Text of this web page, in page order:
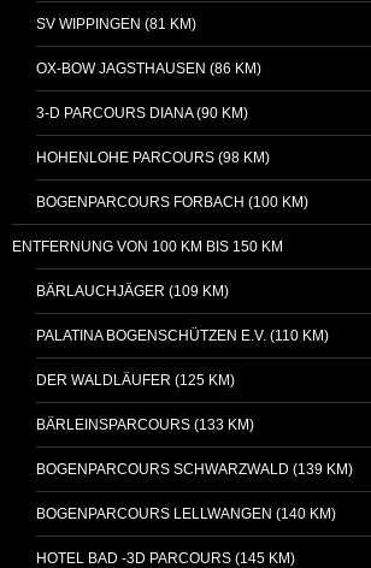
SV WIPPINGEN (81 KM)
OX-BOW JAGSTHAUSEN (86 KM)
3-D PARCOURS DIANA (90 KM)
HOHENLOHE PARCOURS (98 KM)
BOGENPARCOURS FORBACH (100 KM)
ENTFERNUNG VON 100 KM BIS 150 KM
BÄRLAUCHJÄGER (109 KM)
PALATINA BOGENSCHÜTZEN E.V. (110 KM)
DER WALDLÄUFER (125 KM)
BÄRLEINSPARCOURS (133 KM)
BOGENPARCOURS SCHWARZWALD (139 KM)
BOGENPARCOURS LELLWANGEN (140 KM)
HOTEL BAD -3D PARCOURS (145 KM)